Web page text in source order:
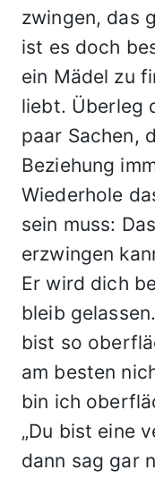
zwingen, das
ist es doch
ein Mädel zu
liebt. Überleg
paar Sachen,
Beziehung
Wiederhole
sein muss:
erzwingen
Er wird dich
bleib
bist so
am besten
bin ich
„Du bist eine
dann sag gar